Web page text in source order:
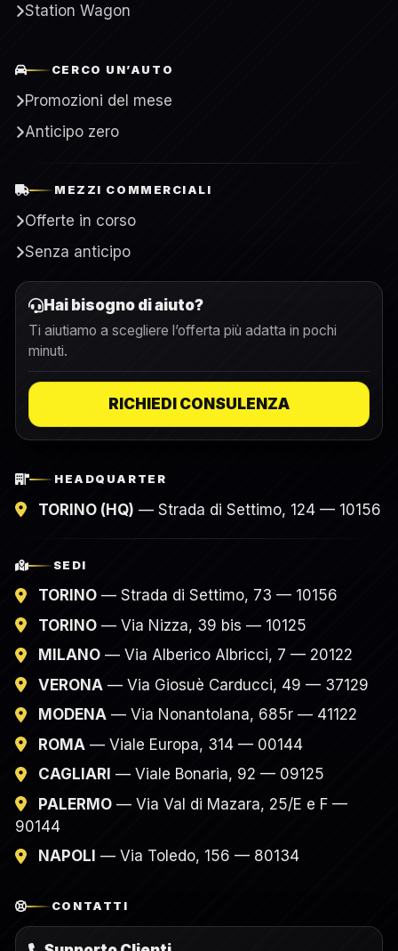
Station Wagon
CERCO UN’AUTO
Promozioni del mese
Anticipo zero
MEZZI COMMERCIALI
Offerte in corso
Senza anticipo
Hai bisogno di aiuto?
Ti aiutiamo a scegliere l’offerta più adatta in pochi
minuti.
RICHIEDI CONSULENZA
HEADQUARTER
TORINO (HQ) — Strada di Settimo, 124 — 10156
SEDI
TORINO — Strada di Settimo, 73 — 10156
TORINO — Via Nizza, 39 bis — 10125
MILANO — Via Alberico Albricci, 7 — 20122
VERONA — Via Giosuè Carducci, 49 — 37129
MODENA — Via Nonantolana, 685r — 41122
ROMA — Viale Europa, 314 — 00144
CAGLIARI — Viale Bonaria, 92 — 09125
PALERMO — Via Val di Mazara, 25/E e F —
90144
NAPOLI — Via Toledo, 156 — 80134
CONTATTI